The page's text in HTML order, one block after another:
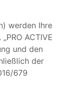
werden Ihre
ACTIVE
und den
der
679